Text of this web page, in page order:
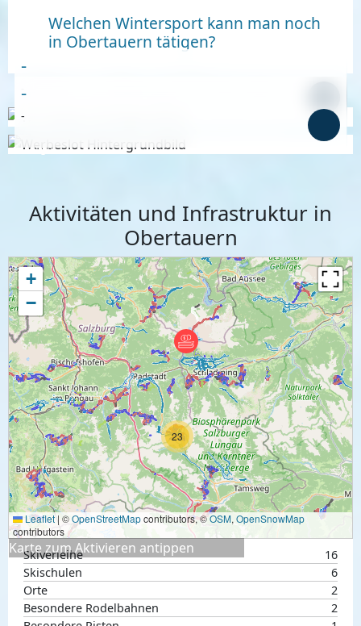
Welchen Wintersport kann man noch
in Obertauern tätigen?
Anzeige
-
Anzeige
-
-
Aktivitäten und Infrastruktur in
Obertauern
Skiverleihe
16
Skischulen
6
Orte
2
Besondere Rodelbahnen
2
23
+
−
Leaflet | ©OpenStreetMapcontributors, ©OSM, OpenSnowMap
contributors
Karte zum Aktivieren antippen